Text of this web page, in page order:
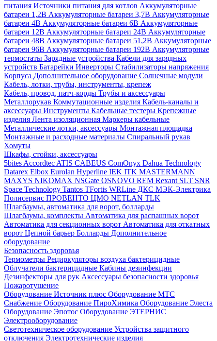
питания Источники питания для котлов Аккумуляторные
батареи 1,2В Аккумуляторные батареи 3,7В Аккумуляторные
батареи 4В Аккумуляторные батареи 6В Аккумуляторные
батареи 12В Аккумуляторные батареи 24В Аккумуляторные
батареи 48В Аккумуляторные батареи 51,2В Аккумуляторные
батареи 96В Аккумуляторные батареи 192В Аккумуляторные
термостаты Зарядные устройства Кабели для зарядных
устройств Батарейки Инверторы Стабилизаторы напряжения
Корпуса Дополнительное оборудование Солнечные модули
Кабель, лотки, трубы, инструменты, крепеж
Кабель, провод, патч-корды Трубы и аксессуары
Металлорукав Коммутационные изделия Кабель-каналы и
аксессуары Инструменты Кабельные тестеры Крепежные
изделия Лента изоляционная Маркеры кабельные
Металлические лотки, аксессуары Монтажная площадка
Монтажные и расходные материалы Спиральный рукав
Хомуты
Шкафы, стойки, аксессуары
5bites Accordtec ATIS CABEUS ComOnyx Dahua Technology
Datarex Elbox Eurolan Hyperline IEK ITK MASTERMANN
MAXYS NIKOMAX NSGate OSNOVO REM Rexant SLT SNR
Space Technology Tantos TFortis WRLine ДКС МЭК-Электрика
Полисервис ПРОВЕНТО ЦМО NETLAN TLK
Шлагбаумы, автоматика для ворот, болларды
Шлагбаумы, комплекты Автоматика для распашных ворот
Автоматика для секционных ворот Автоматика для откатных
ворот Цепной барьер Болларды Дополнительное
оборудование
Безопасность здоровья
Термометры Рециркуляторы воздуха бактерицидные
Облучатели бактерицидные Кабины дезинфекции
Дезинфекторы для рук Аксессуары безопасности здоровья
Пожаротушение
Оборудование Источник плюс Оборудование МТС
Снабжение Оборудование ПироХимика Оборудование Элеста
Оборудование Эпотос Оборудование ЭТЕРНИС
Электрооборудование
Светотехническое оборудование Устройства защитного
отключения Электротехнические изделия